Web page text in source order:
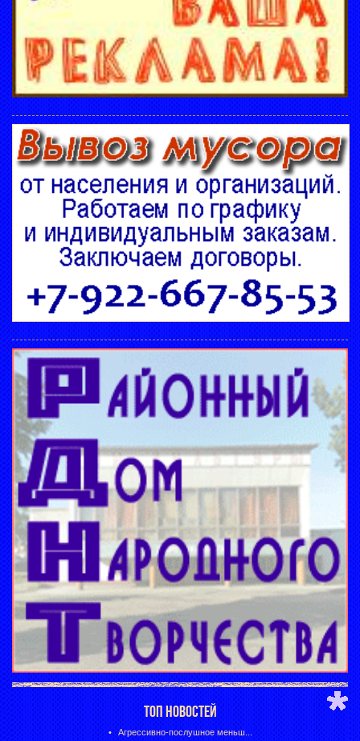
ТОП НОВОСТЕЙ
Агрессивно-послушное меньш...